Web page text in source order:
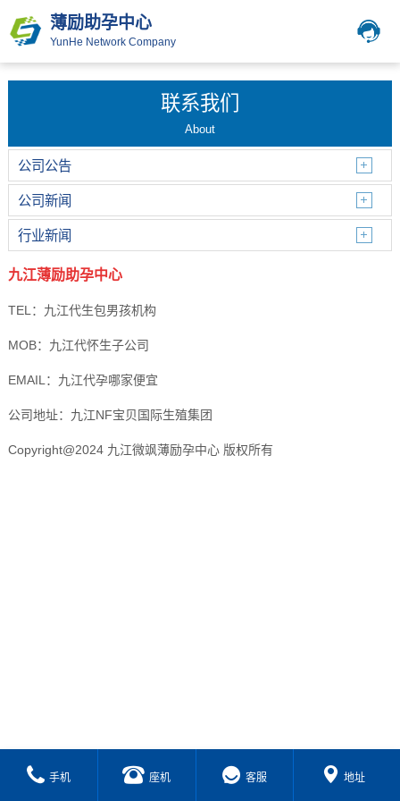
薄励助孕中心
YunHe Network Company
联系我们
About
公司公告
公司新闻
行业新闻
九江薄励助孕中心
TEL：九江代生包男孩机构
MOB：九江代怀生子公司
EMAIL：九江代孕哪家便宜
公司地址：九江NF宝贝国际生殖集团
Copyright@2024 九江微飒薄励孕中心 版权所有
手机 座机 客服 地址